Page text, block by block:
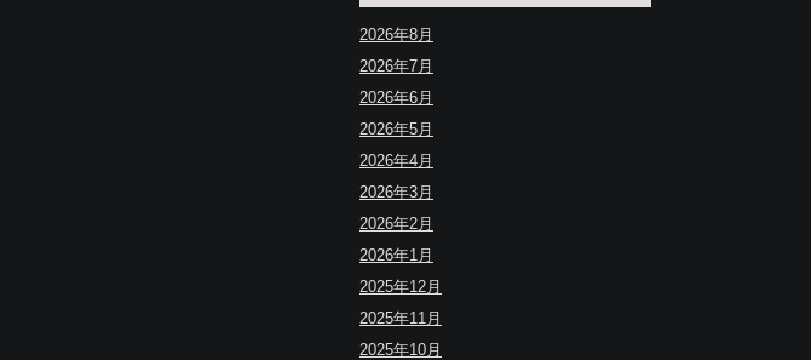
2026年8月
2026年7月
2026年6月
2026年5月
2026年4月
2026年3月
2026年2月
2026年1月
2025年12月
2025年11月
2025年10月